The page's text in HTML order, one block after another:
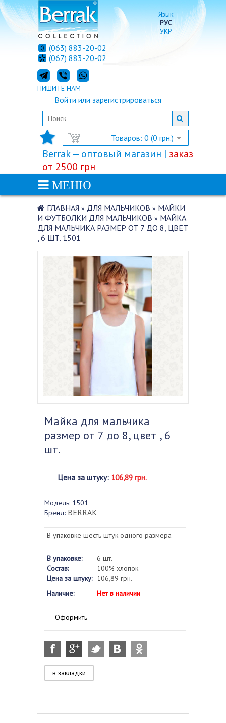
Язык:
РУС
УКР
Товаров: 0 (0 грн.)
Войти или зарегистрироваться
(063) 883-20-02
(067) 883-20-02
ПИШИТЕ НАМ
Berrak — оптовый магазин | заказ
от 2500 грн
МЕНЮ
ГЛАВНАЯ » ДЛЯ МАЛЬЧИКОВ » МАЙКИ
И ФУТБОЛКИ ДЛЯ МАЛЬЧИКОВ » МАЙКА
ДЛЯ МАЛЬЧИКА РАЗМЕР ОТ 7 ДО 8, ЦВЕТ
, 6 ШТ. 1501
Майка для мальчика
размер от 7 до 8, цвет , 6
шт.
Цена за штуку: 106,89 грн.
Модель: 1501
Бренд: BERRAK
В упаковке шесть штук одного размера
В упаковке:
6 шт.
Состав:
100% хлопок
Цена за штуку: 106,89 грн.
Наличие:
Нет в наличии
Оформить
в закладки